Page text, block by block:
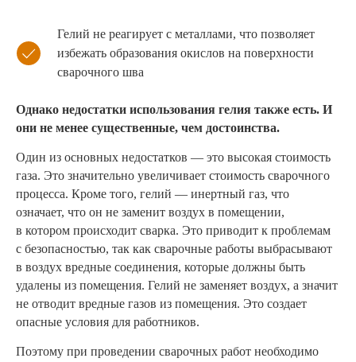
Гелий не реагирует с металлами, что позволяет
избежать образования окислов на поверхности
сварочного шва
Однако недостатки использования гелия также есть. И
они не менее существенные, чем достоинства.
Один из основных недостатков — это высокая стоимость
газа. Это значительно увеличивает стоимость сварочного
процесса. Кроме того, гелий — инертный газ, что
означает, что он не заменит воздух в помещении,
в котором происходит сварка. Это приводит к проблемам
с безопасностью, так как сварочные работы выбрасывают
в воздух вредные соединения, которые должны быть
удалены из помещения. Гелий не заменяет воздух, а значит
не отводит вредные газов из помещения. Это создает
опасные условия для работников.
Поэтому при проведении сварочных работ необходимо